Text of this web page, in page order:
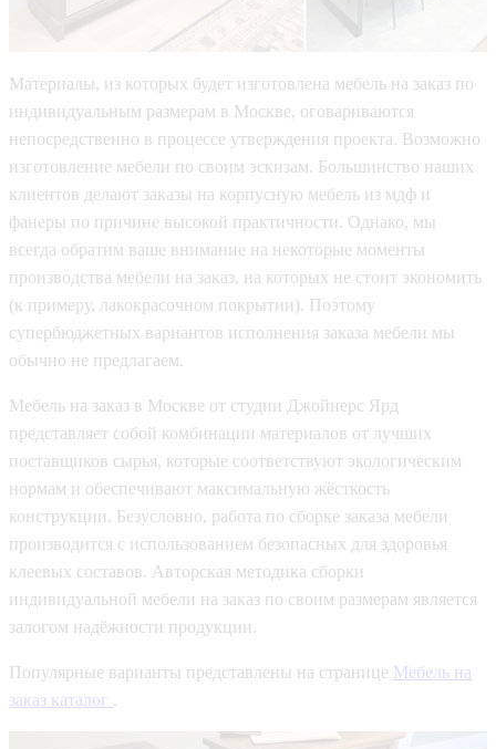
Материалы, из которых будет изготовлена мебель на заказ по
индивидуальным размерам в Москве, оговариваются
непосредственно в процессе утверждения проекта. Возможно
изготовление мебели по своим эскизам. Большинство наших
клиентов делают заказы на корпусную мебель из мдф и
фанеры по причине высокой практичности. Однако, мы
всегда обратим ваше внимание на некоторые моменты
производства мебели на заказ, на которых не стоит экономить
(к примеру, лакокрасочном покрытии). Поэтому
супербюджетных вариантов исполнения заказа мебели мы
обычно не предлагаем.
Мебель на заказ в Москве от студии Джойнерс Ярд
представляет собой комбинации материалов от лучших
поставщиков сырья, которые соответствуют экологическим
нормам и обеспечивают максимальную жёсткость
конструкции. Безусловно, работа по сборке заказа мебели
производится с использованием безопасных для здоровья
клеевых составов. Авторская методика сборки
индивидуальной мебели на заказ по своим размерам является
залогом надёжности продукции.
Популярные варианты представлены на странице Мебель на
заказ каталог .